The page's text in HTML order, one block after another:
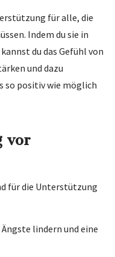
für alle, die
Indem du sie in
du das Gefühl von
und dazu
so positiv wie möglich
vor
für die Unterstützung
lindern und eine